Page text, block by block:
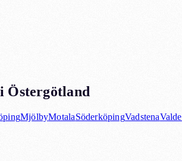
Östergötland
MjölbyMotalaSöderköpingVadstena